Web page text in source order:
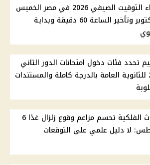
انتهاء التوقيت الصيفي 2026 في مصر الخميس
29 أكتوبر وتأخير الساعة 60 دقيقة وبداية
تحدد فئات دخول امتحانات الدور الثاني
2026 للثانوية العامة بالدرجة كاملة والمستندات
البحوث الفلكية تحسم مزاعم وقوع زلزال غدًا 6
لا دليل علمي على التوقعات